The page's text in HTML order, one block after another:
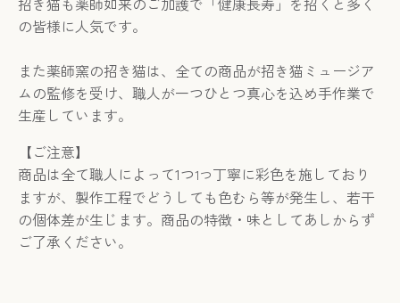
の皆様に人気です。
また薬師窯の招き猫は、全ての商品が招き猫ミュージア
ムの監修を受け、職人が一つひとつ真心を込め手作業で
生産しています。
【ご注意】
商品は全て職人によって1つ1つ丁寧に彩色を施しており
ますが、製作工程でどうしても色むら等が発生し、若干
の個体差が生じます。商品の特徴・味としてあしからず
ご了承ください。